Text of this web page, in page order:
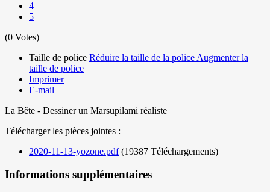
4
5
(0 Votes)
Taille de police Réduire la taille de la police Augmenter la
taille de police
Imprimer
E-mail
La Bête - Dessiner un Marsupilami réaliste
Télécharger les pièces jointes :
2020-11-13-yozone.pdf (19387 Téléchargements)
Informations supplémentaires